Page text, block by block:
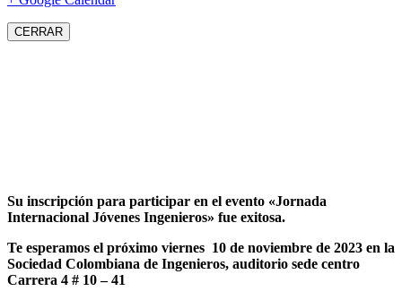
CERRAR
Su inscripción para participar en el evento «Jornada
Internacional Jóvenes Ingenieros» fue exitosa.
Te esperamos el próximo viernes 10 de noviembre de 2023 en la
Sociedad Colombiana de Ingenieros, auditorio sede centro
Carrera 4 # 10 – 41